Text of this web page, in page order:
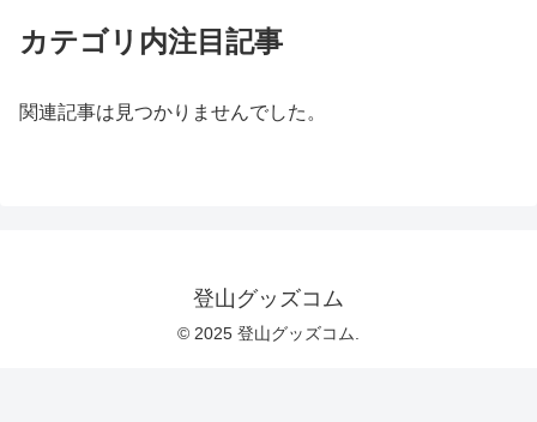
カテゴリ内注目記事
関連記事は見つかりませんでした。
登山グッズコム
© 2025 登山グッズコム.